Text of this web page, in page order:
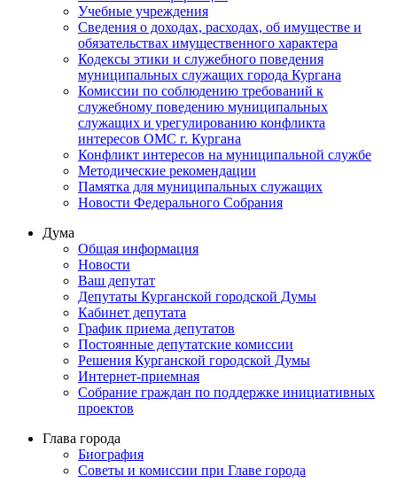
Учебные учреждения
Сведения о доходах, расходах, об имуществе и
обязательствах имущественного характера
Кодексы этики и служебного поведения
муниципальных служащих города Кургана
Комиссии по соблюдению требований к
служебному поведению муниципальных
служащих и урегулированию конфликта
интересов ОМС г. Кургана
Конфликт интересов на муниципальной службе
Методические рекомендации
Памятка для муниципальных служащих
Новости Федерального Cобрания
Дума
Общая информация
Новости
Ваш депутат
Депутаты Курганской городской Думы
Кабинет депутата
График приема депутатов
Постоянные депутатские комиссии
Решения Курганской городской Думы
Интернет-приемная
Собрание граждан по поддержке инициативных
проектов
Глава города
Биография
Советы и комиссии при Главе города